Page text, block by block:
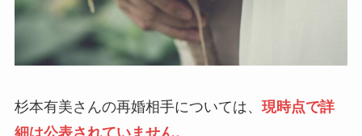
杉本有美さんの再婚相手については、 現時点で詳